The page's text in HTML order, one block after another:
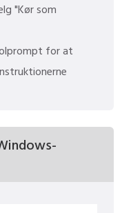
"Kør som
for at